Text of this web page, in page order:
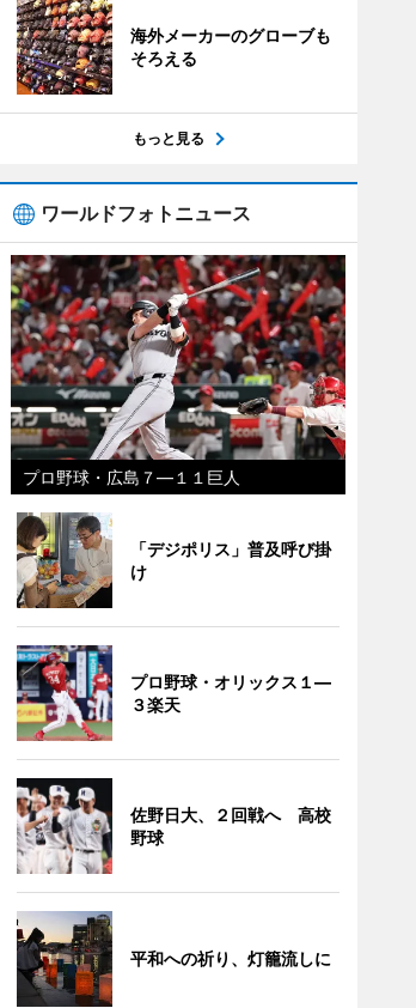
海外メーカーのグローブも
そろえる
もっと見る
ワールドフォトニュース
プロ野球・広島７―１１巨人
「デジポリス」普及呼び掛
け
プロ野球・オリックス１―
３楽天
佐野日大、２回戦へ 高校
野球
平和への祈り、灯籠流しに